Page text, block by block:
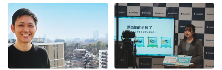
集VOL.1
途インタビューVol.１】